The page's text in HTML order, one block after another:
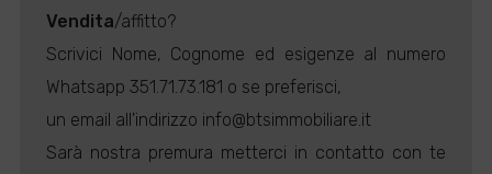
Vendita/affitto?
Scrivici Nome, Cognome ed esigenze al numero
Whatsapp 351.71.73.181 o se preferisci,
un email all'indirizzo info@btsimmobiliare.it
Sarà nostra premura metterci in contatto con te